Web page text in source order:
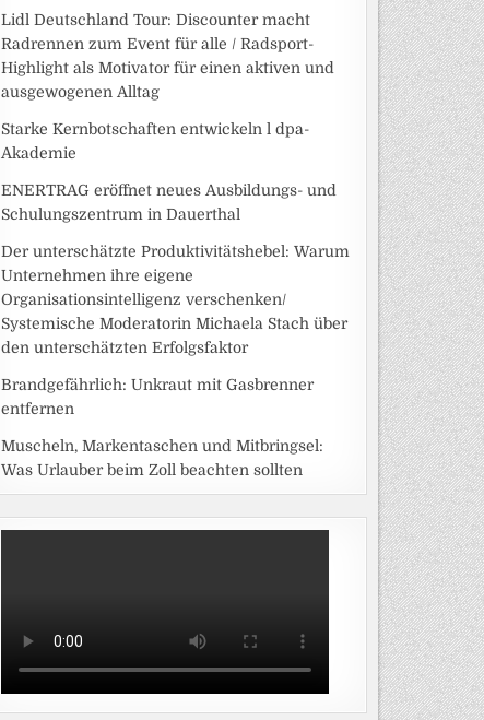
Lidl Deutschland Tour: Discounter macht
Radrennen zum Event für alle / Radsport-
Highlight als Motivator für einen aktiven und
ausgewogenen Alltag
Starke Kernbotschaften entwickeln l dpa-
Akademie
ENERTRAG eröffnet neues Ausbildungs- und
Schulungszentrum in Dauerthal
Der unterschätzte Produktivitätshebel: Warum
Unternehmen ihre eigene
Organisationsintelligenz verschenken/
Systemische Moderatorin Michaela Stach über
den unterschätzten Erfolgsfaktor
Brandgefährlich: Unkraut mit Gasbrenner
entfernen
Muscheln, Markentaschen und Mitbringsel:
Was Urlauber beim Zoll beachten sollten